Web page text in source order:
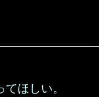
ほしい。